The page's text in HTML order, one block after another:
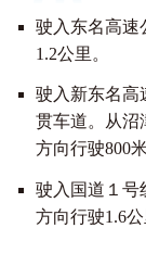
驶入东名高速
1.2公里。
驶入新东名高
贯车道。从沼
方向行驶800米
驶入国道１号
方向行驶1.6公